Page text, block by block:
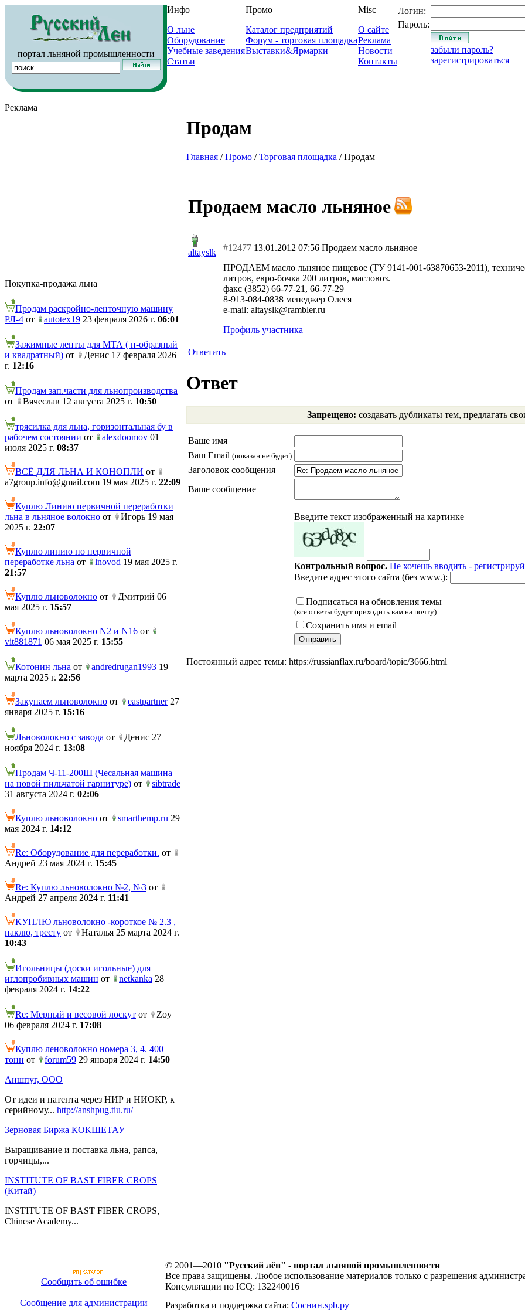
портал льняной промышленности
Инфо
О льне
Оборудование
Учебные заведения
Статьи
Промо
Каталог предприятий
Форум - торговая площадка
Выставки&Ярмарки
Misc
О сайте
Реклама
Новости
Контакты
Логин:
Пароль:
забыли пароль?
зарегистрироваться
Реклама
Покупка-продажа льна
Продам раскройно-ленточную машину
РЛ-4 от autotex19 23 февраля 2026 г. 06:01
Зажимные ленты для МТА ( п-образный
и квадратный) от
Денис 17 февраля 2026
г. 12:16
Продам зап.части для льнопроизводства
от
Вячеслав 12 августа 2025 г. 10:50
трясилка для льна, горизонтальная бу в
рабочем состоянии от alexdoomov 01
июля 2025 г. 08:37
ВСЁ ДЛЯ ЛЬНА И КОНОПЛИ от
a7group.info@gmail.com 19 мая 2025 г. 22:09
Куплю Линию первичной переработки
льна в льняное волокно от
Игорь 19 мая
2025 г. 22:07
Куплю линию по первичной
переработке льна от lnovod 19 мая 2025 г.
21:57
Куплю льноволокно от
Дмитрий 06
мая 2025 г. 15:57
Куплю льноволокно N2 и N16 от
vit881871 06 мая 2025 г. 15:55
Котонин льна от andredrugan1993 19
марта 2025 г. 22:56
Закупаем льноволокно от eastpartner27
января 2025 г. 15:16
Льноволокно с завода от
Денис 27
ноября 2024 г. 13:08
Продам Ч-11-200Ш (Чесальная машина
на новой пильчатой гарнитуре) от
sibtrade
31 августа 2024 г. 02:06
Куплю льноволокно от smarthemp.ru 29
мая 2024 г. 14:12
Re: Оборудование для переработки. от
Андрей 23 мая 2024 г. 15:45
Re: Куплю льноволокно №2, №3 от
Андрей 27 апреля 2024 г. 11:41
КУПЛЮ льноволокно -короткое № 2.3 ,
паклю, тресту от
Наталья 25 марта 2024 г.
10:43
Игольницы (доски игольные) для
иглопробивных машин от netkanka 28
февраля 2024 г. 14:22
Re: Мерный и весовой лоскут от
Zoy
06 февраля 2024 г. 17:08
Куплю леноволокно номера 3, 4. 400
тонн от forum59 29 января 2024 г. 14:50
Аншпуг, ООО
От идеи и патента через НИР и НИОКР, к
серийному... http://anshpug.tiu.ru/
Зерновая Биржа КОКШЕТАУ
Выращивание и поставка льна, рапса,
горчицы,...
INSTITUTE OF BAST FIBER CROPS
(Китай)
INSTITUTE OF BAST FIBER CROPS,
Chinese Academy...
Продам
Главная /Промо /Торговая площадка / Продам
Продаем масло льняное
altayslk #12477 13.01.2012 07:56 Продаем масло льняное
ПРОДАЕМ масло льняное пищевое (ТУ 9141-001-63870653-2011),
литров, евро-бочка 200 литров, масловоз.
факс (3852) 66-77-21, 66-77-29
8-913-084-0838 менеджер Олеся
e-mail: altayslk@rambler.ru
Профиль участника
Ответить
Ответ
Запрещено: создавать дубликаты тем, предлагать
Ваше имя
Ваш Email (показан не будет)
Заголовок сообщения
Ваше сообщение
Введите текст изображенный на картинке
Контрольный вопрос. Не хочешь вводить -
Введите адрес этого сайта (без www.):
Подписаться на обновления темы
(все ответы будут приходить вам на почту)
Сохранить имя и email
Постоянный адрес темы: https://russianflax.ru/board/topic/3666.html
Сообщить об ошибке
Сообщение для администрации
© 2001—2010 "Русский лён" - портал льняной промышленности
Все права защищены. Любое использование материалов только с разрешения
Консультации по ICQ: 132240016
Разработка и поддержка сайта: Соснин.spb.ру